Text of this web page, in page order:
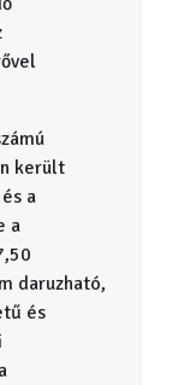
került
a
a
daruzható,
és